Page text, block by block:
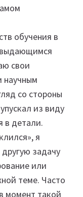
обучения в
свои
научным
со стороны
из виду
в детали.
я
задачу
или
теме. Часто
момент такой